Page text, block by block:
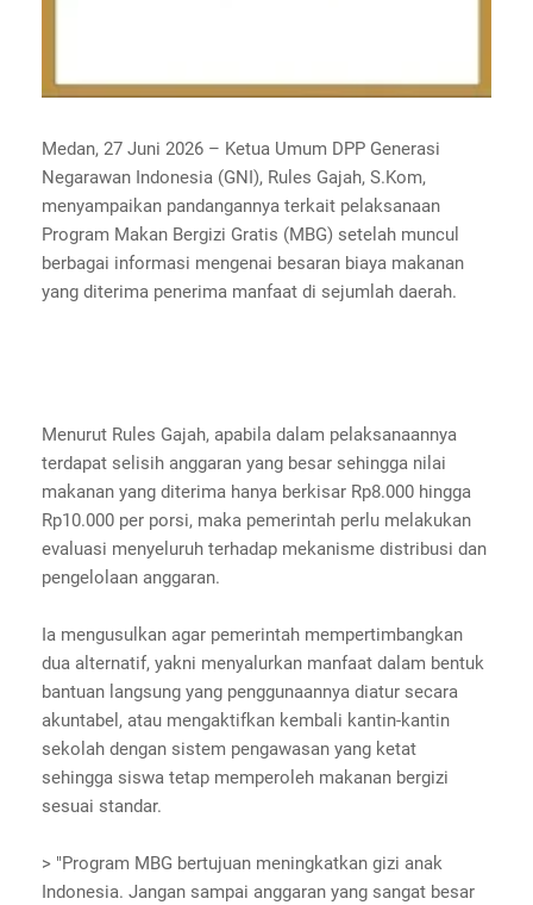
Medan, 27 Juni 2026 – Ketua Umum DPP Generasi
Negarawan Indonesia (GNI), Rules Gajah, S.Kom,
menyampaikan pandangannya terkait pelaksanaan
Program Makan Bergizi Gratis (MBG) setelah muncul
berbagai informasi mengenai besaran biaya makanan
yang diterima penerima manfaat di sejumlah daerah.
Menurut Rules Gajah, apabila dalam pelaksanaannya
terdapat selisih anggaran yang besar sehingga nilai
makanan yang diterima hanya berkisar Rp8.000 hingga
Rp10.000 per porsi, maka pemerintah perlu melakukan
evaluasi menyeluruh terhadap mekanisme distribusi dan
pengelolaan anggaran.
Ia mengusulkan agar pemerintah mempertimbangkan
dua alternatif, yakni menyalurkan manfaat dalam bentuk
bantuan langsung yang penggunaannya diatur secara
akuntabel, atau mengaktifkan kembali kantin-kantin
sekolah dengan sistem pengawasan yang ketat
sehingga siswa tetap memperoleh makanan bergizi
sesuai standar.
> "Program MBG bertujuan meningkatkan gizi anak
Indonesia. Jangan sampai anggaran yang sangat besar